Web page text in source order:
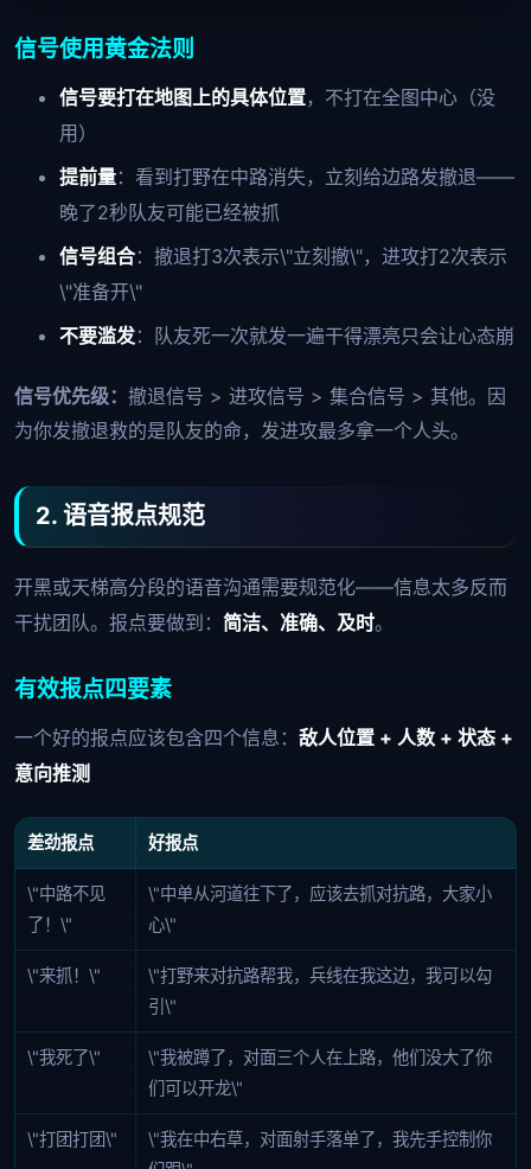
信号使用黄金法则
信号要打在地图上的具体位置，不打在全图中心（没
用）
提前量：看到打野在中路消失，立刻给边路发撤退——
晚了2秒队友可能已经被抓
信号组合：撤退打3次表示\"立刻撤\"，进攻打2次表示
\"准备开\"
不要滥发：队友死一次就发一遍干得漂亮只会让心态崩
信号优先级： 撤退信号 > 进攻信号 > 集合信号 > 其他。因
为你发撤退救的是队友的命，发进攻最多拿一个人头。
2. 语音报点规范
开黑或天梯高分段的语音沟通需要规范化——信息太多反而
干扰团队。报点要做到： 简洁、准确、及时。
有效报点四要素
一个好的报点应该包含四个信息： 敌人位置 + 人数 + 状态 +
意向推测
差劲报点 好报点
\"中路不见
了！\"
\"中单从河道往下了，应该去抓对抗路，大家小
心\"
\"来抓！\"
\"打野来对抗路帮我，兵线在我这边，我可以勾
引\"
\"我死了\"
\"我被蹲了，对面三个人在上路，他们没大了你
们可以开龙\"
\"打团打团\"
\"我在中右草，对面射手落单了，我先手控制你